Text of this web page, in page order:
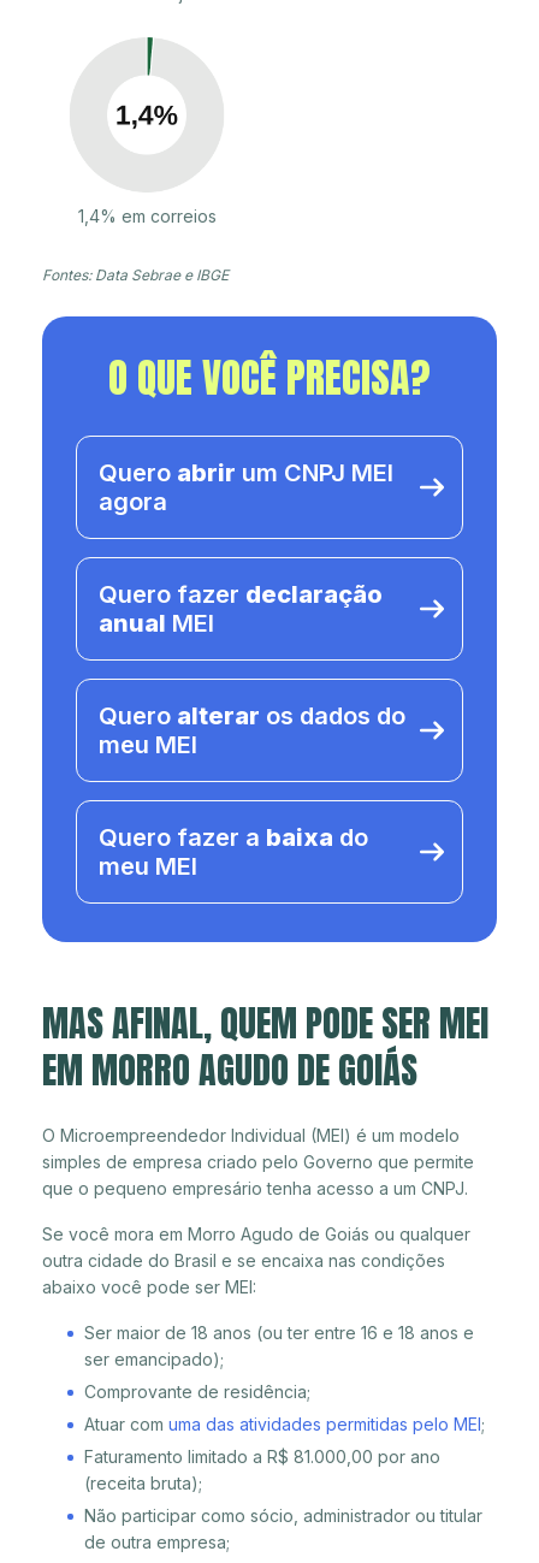
1,4% em correios
Fontes: Data Sebrae e IBGE
O QUE VOCÊ PRECISA?
Quero abrir um CNPJ MEI
agora
Quero fazer declaração
anual MEI
Quero alterar os dados do
meu MEI
Quero fazer a baixa do
meu MEI
MAS AFINAL, QUEM PODE SER MEI
EM MORRO AGUDO DE GOIÁS
O Microempreendedor Individual (MEI) é um modelo
simples de empresa criado pelo Governo que permite
que o pequeno empresário tenha acesso a um CNPJ.
Se você mora em Morro Agudo de Goiás ou qualquer
outra cidade do Brasil e se encaixa nas condições
abaixo você pode ser MEI:
Ser maior de 18 anos (ou ter entre 16 e 18 anos e
ser emancipado);
Comprovante de residência;
Atuar com uma das atividades permitidas pelo MEI;
Faturamento limitado a R$ 81.000,00 por ano
(receita bruta);
Não participar como sócio, administrador ou titular
de outra empresa;